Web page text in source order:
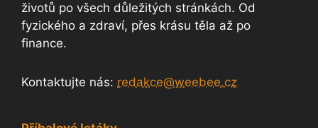
životů po všech důležitých stránkách. Od
fyzického a zdraví, přes krásu těla až po
finance.
Kontaktujte nás: redakce@weebee.cz